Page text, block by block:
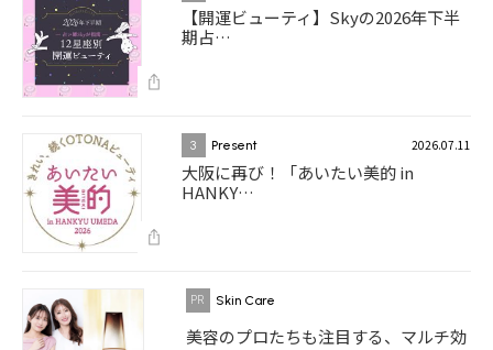
【開運ビューティ】Skyの2026年下半
期占…
3 Present 2026.07.11
大阪に再び！「あいたい美的 in
HANKY…
Skin Care
美容のプロたちも注目する、マルチ効